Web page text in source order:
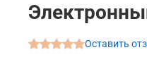
Оставить